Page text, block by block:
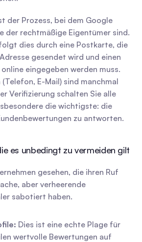
der Prozess, bei dem Google
der rechtmäßige Eigentümer sind.
dies durch eine Postkarte, die
gesendet wird und einen
eingegeben werden muss.
E-Mail) sind manchmal
Verifizierung schalten Sie alle
die wichtigste: die
zu antworten.
es unbedingt zu vermeiden gilt
gesehen, die ihren Ruf
aber verheerende
sabotiert haben.
Dies ist eine echte Plage für
wertvolle Bewertungen auf